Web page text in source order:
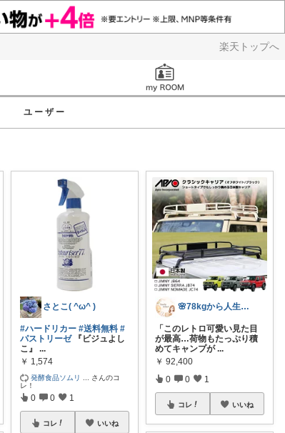
楽天トップへ
ユーザー
さとこ( ^ω^ )
#ハードリカー #送料無料 #
パストリーゼ『ビジュよし
こ』
...
￥ 1,574
発酵食品ソムリ
さんのコ
レ！
0 0 1
コレ いいね
🌸78kgから人生最後のダイエット挑戦
「このレトロ可愛い見た目
が最高…荷物もたっぷり積
めてキャンプが ...
￥ 92,400
0 0 1
コレ いいね